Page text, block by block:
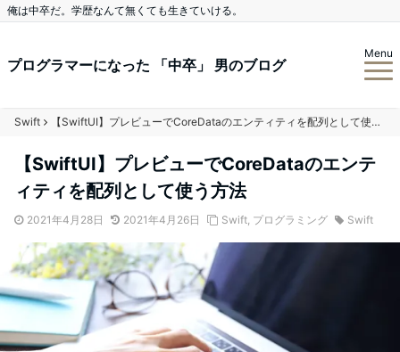
俺は中卒だ。学歴なんて無くても生きていける。
プログラマーになった 「中卒」 男のブログ
Menu
Swift 【SwiftUI】プレビューでCoreDataのエンティティを配列として使う方法
【SwiftUI】プレビューでCoreDataのエンテ
ィティを配列として使う方法
2021年4月28日 2021年4月26日 Swift, プログラミング Swift